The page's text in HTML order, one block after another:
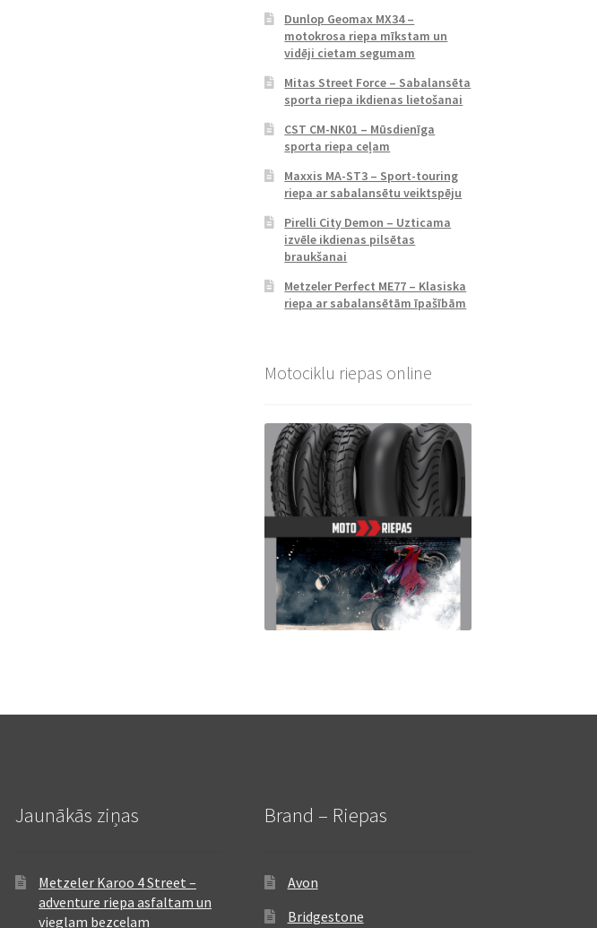
Dunlop Geomax MX34 –
motokrosa riepa mīkstam un
vidēji cietam segumam
Mitas Street Force – Sabalansēta
sporta riepa ikdienas lietošanai
CST CM-NK01 – Mūsdienīga
sporta riepa ceļam
Maxxis MA-ST3 – Sport-touring
riepa ar sabalansētu veiktspēju
Pirelli City Demon – Uzticama
izvēle ikdienas pilsētas
braukšanai
Metzeler Perfect ME77 – Klasiska
riepa ar sabalansētām īpašībām
Motociklu riepas online
Jaunākās ziņas
Metzeler Karoo 4 Street –
adventure riepa asfaltam un
vieglam bezceļam
Brand – Riepas
Avon
Bridgestone